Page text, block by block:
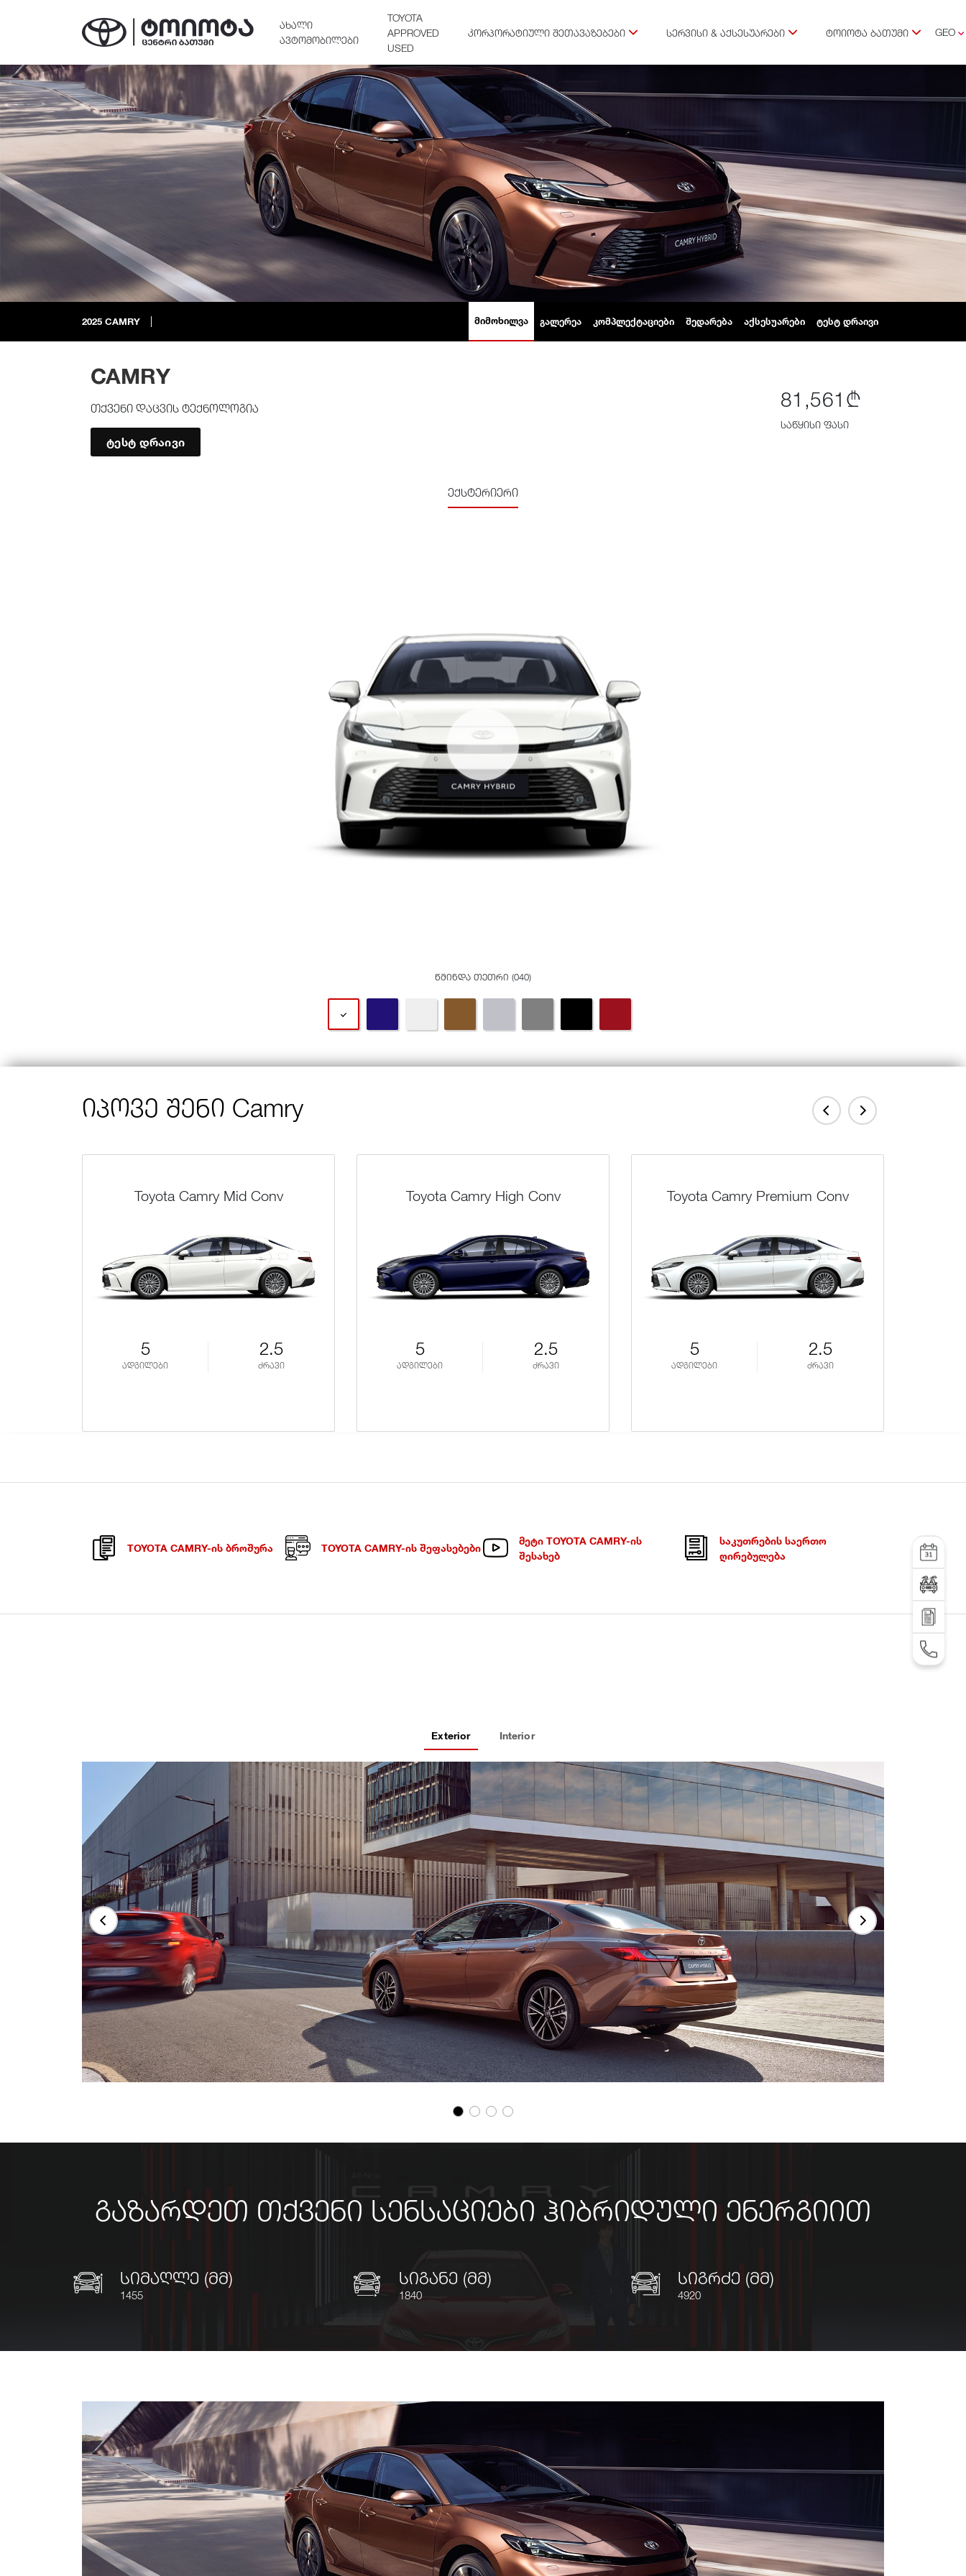
ᲐᲮᲐᲚᲘ
ᲐᲕᲢᲝᲛᲝᲑᲘᲚᲔᲑᲘ
TOYOTA
APPROVED
USED
ᲙᲝᲠᲞᲝᲠᲐᲢᲘᲣᲚᲘ ᲨᲔᲗᲐᲕᲐᲖᲔᲑᲔᲑᲘ ᲡᲔᲠᲕᲘᲡᲘ & ᲐᲥᲡᲔᲡᲣᲐᲠᲔᲑᲘ ᲢᲝᲘᲝᲢᲐ ᲑᲐᲗᲣᲛᲘ
GEO
სერვისი
ტესტ დრაივი
დაგვიკავშირდი
TEL: +995 32 2 292 000
2025 CAMRY ᲛᲘᲛᲝᲮᲘᲚᲕᲐ ᲒᲐᲚᲔᲠᲔᲐ ᲙᲝᲛᲞᲚᲔᲥᲢᲐᲪᲘᲔᲑᲘ ᲨᲔᲓᲐᲠᲔᲑᲐ ᲐᲥᲡᲔᲡᲣᲐᲠᲔᲑᲘ ᲢᲔᲡᲢ ᲓᲠᲐᲘᲕᲘ
CAMRY
თქვენი დაცვის ტექნოლოგია
ტესტ დრაივი
81,561₾
საწყისი ფასი
ექსტერიერი
წმინდა თეთრი (040)
იპოვე შენი Camry
Toyota Camry Mid Conv
5
ადგილები
2.5
ძრავი
Toyota Camry High Conv
5
ადგილები
2.5
ძრავი
Toyota Camry Premium Conv
5
ადგილები
2.5
ძრავი
TOYOTA CAMRY-ᲘᲡ ᲑᲠᲝᲨᲣᲠᲐ TOYOTA CAMRY-ᲘᲡ ᲨᲔᲤᲐᲡᲔᲑᲔᲑᲘ
ᲛᲔᲢᲘ TOYOTA CAMRY-ᲘᲡ
ᲨᲔᲡᲐᲮᲔᲑ
ᲡᲐᲙᲣᲗᲠᲔᲑᲘᲡ ᲡᲐᲔᲠᲗᲝ
ᲦᲘᲠᲔᲑᲣᲚᲔᲑᲐ
Exterior Interior
გაზარდეთ თქვენი სენსაციები ჰიბრიდული ენერგიით
სიმაღლე (მმ)
1455
სიგანე (მმ)
1840
სიგრძე (მმ)
4920